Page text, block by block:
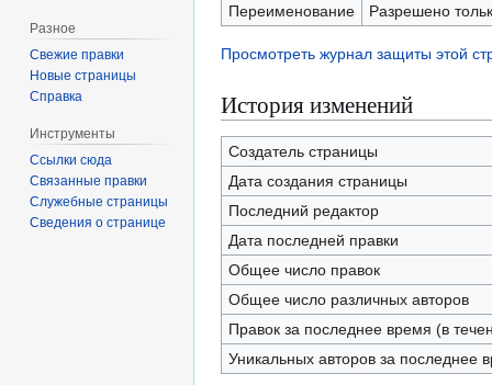
Переименование
Разрешено
Просмотреть журнал защиты этой
История изменений
Создатель страницы
Дата создания страницы
Последний редактор
Дата последней правки
Общее число правок
Общее число различных авторов
Правок за последнее время (в
Уникальных авторов за последнее
Разное
Свежие правки
Новые страницы
Справка
Инструменты
Ссылки сюда
Связанные правки
Служебные страницы
Сведения о странице